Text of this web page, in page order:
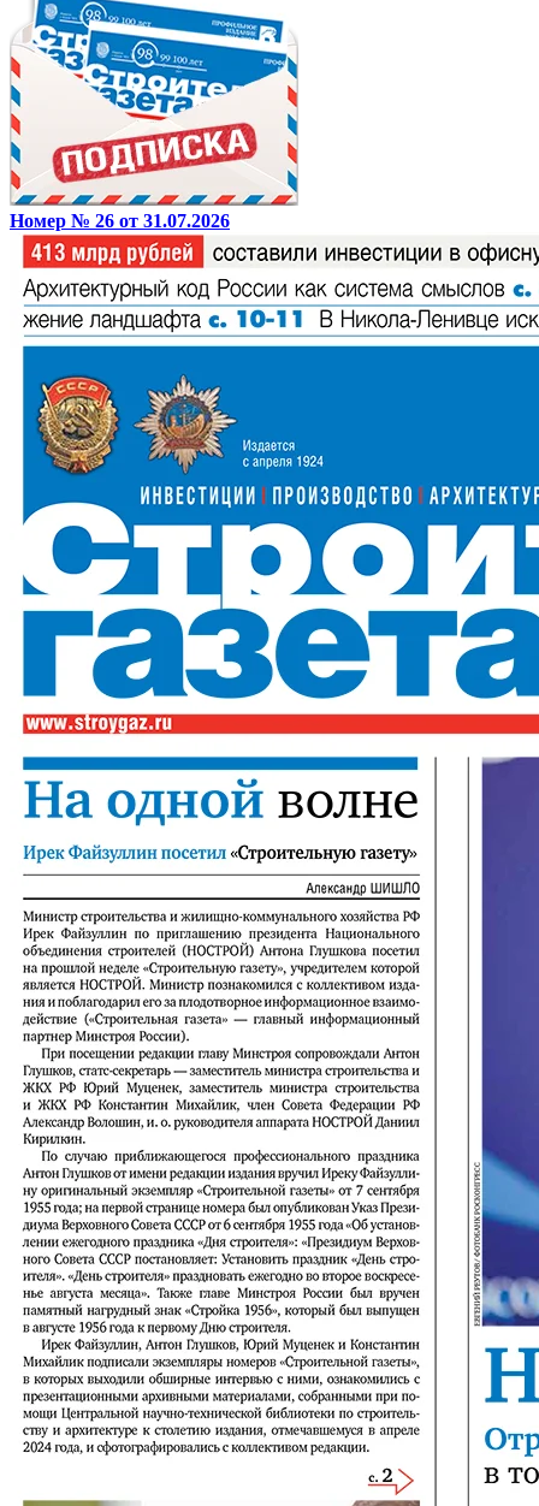
Номер № 26 от 31.07.2026